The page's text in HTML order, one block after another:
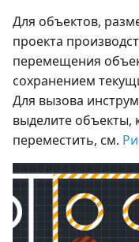
Для объектов,
проекта
перемещения
сохранением
Для вызова
выделите объекты,
переместить, см.